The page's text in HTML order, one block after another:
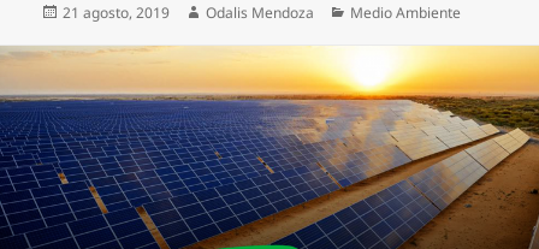
Publicado
21 agosto, 2019 Autor
Odalis Mendoza Categorías
Medio Ambiente